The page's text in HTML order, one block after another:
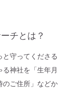
になる
リ腰＆1週
→毎日お通
チとは？
と守ってくださる
神社を「生年月
のご住所」などか